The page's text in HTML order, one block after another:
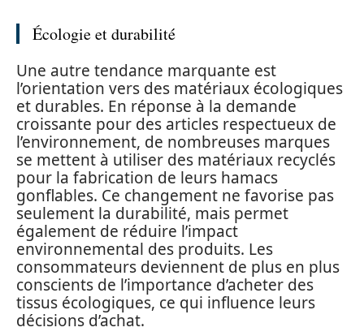
Écologie et durabilité
Une autre tendance marquante est
l’orientation vers des matériaux écologiques
et durables. En réponse à la demande
croissante pour des articles respectueux de
l’environnement, de nombreuses marques
se mettent à utiliser des matériaux recyclés
pour la fabrication de leurs hamacs
gonflables. Ce changement ne favorise pas
seulement la durabilité, mais permet
également de réduire l’impact
environnemental des produits. Les
consommateurs deviennent de plus en plus
conscients de l’importance d’acheter des
tissus écologiques, ce qui influence leurs
décisions d’achat.